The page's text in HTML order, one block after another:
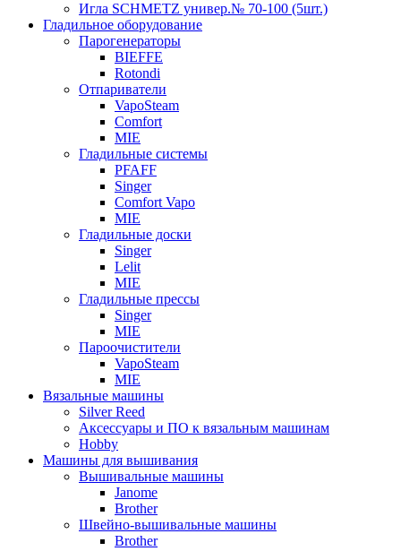
Игла SCHMETZ универ.№ 70-100 (5шт.)
Гладильное оборудование
Парогенераторы
BIEFFE
Rotondi
Отпариватели
VapoSteam
Comfort
MIE
Гладильные системы
PFAFF
Singer
Comfort Vapo
MIE
Гладильные доски
Singer
Lelit
MIE
Гладильные прессы
Singer
MIE
Пароочистители
VapoSteam
MIE
Вязальные машины
Silver Reed
Аксессуары и ПО к вязальным машинам
Hobby
Машины для вышивания
Вышивальные машины
Janome
Brother
Швейно-вышивальные машины
Brother